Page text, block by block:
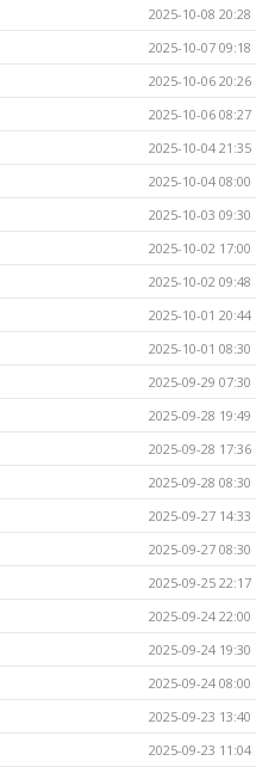
2025-10-08 20:28
2025-10-07 09:18
2025-10-06 20:26
2025-10-06 08:27
2025-10-04 21:35
2025-10-04 08:00
2025-10-03 09:30
2025-10-02 17:00
2025-10-02 09:48
2025-10-01 20:44
2025-10-01 08:30
2025-09-29 07:30
2025-09-28 19:49
2025-09-28 17:36
2025-09-28 08:30
2025-09-27 14:33
2025-09-27 08:30
2025-09-25 22:17
2025-09-24 22:00
2025-09-24 19:30
2025-09-24 08:00
2025-09-23 13:40
2025-09-23 11:04